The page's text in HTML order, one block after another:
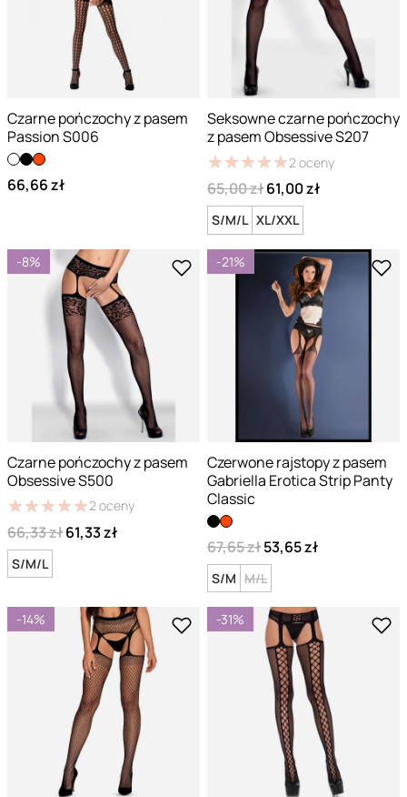
Czarne pończochy z pasem
Passion S006
66,66 zł
Seksowne czarne pończochy
z pasem Obsessive S207
★★★★★
★★★★★2 oceny
65,00 zł61,00 zł
S/M/L XL/XXL
-8%
Czarne pończochy z pasem
Obsessive S500
★★★★★
★★★★★2 oceny
66,33 zł61,33 zł
S/M/L
-21%
Czerwone rajstopy z pasem
Gabriella Erotica Strip Panty
Classic
67,65 zł53,65 zł
S/M M/L
-14% -31%